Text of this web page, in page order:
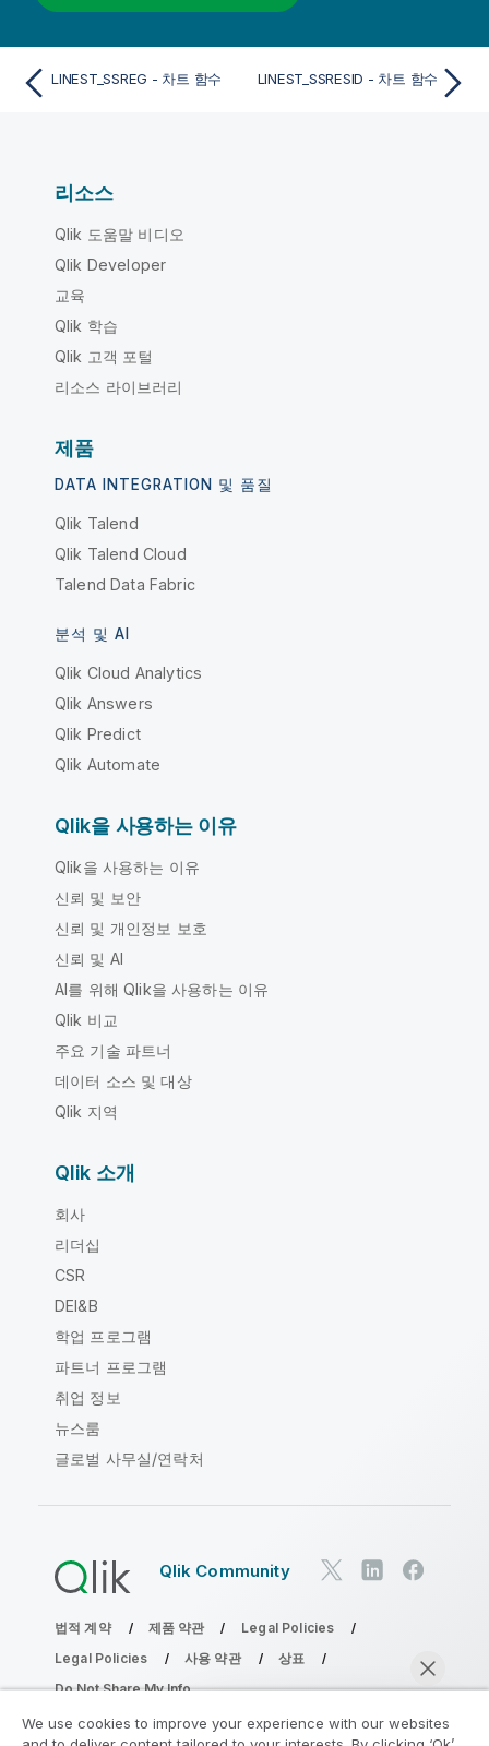
LINEST_SSREG - 차트 함수 LINEST_SSRESID - 차트 함수
리소스
Qlik 도움말 비디오
Qlik Developer
교육
Qlik 학습
Qlik 고객 포털
리소스 라이브러리
제품
DATA INTEGRATION 및 품질
Qlik Talend
Qlik Talend Cloud
Talend Data Fabric
분석 및 AI
Qlik Cloud Analytics
Qlik Answers
Qlik Predict
Qlik Automate
Qlik을 사용하는 이유
Qlik을 사용하는 이유
신뢰 및 보안
신뢰 및 개인정보 보호
신뢰 및 AI
AI를 위해 Qlik을 사용하는 이유
Qlik 비교
주요 기술 파트너
데이터 소스 및 대상
Qlik 지역
Qlik 소개
회사
리더십
CSR
DEI&B
학업 프로그램
파트너 프로그램
취업 정보
뉴스룸
글로벌 사무실/연락처
Qlik Community
법적 계약 제품 약관
Legal Policies
Legal Policies
사용 약관
상표
Do Not Share My Info
Copyright © 1993-2026 QlikTech International AB. 무단 전재
및 복제를 금합니다.
We use cookies to improve your experience with our websites